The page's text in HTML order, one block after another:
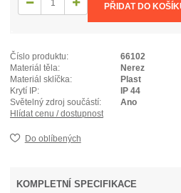
PŘIDAT DO
Číslo produktu:
66102
Materiál těla:
Nerez
Materiál sklíčka:
Plast
Krytí IP:
IP 44
Světelný zdroj součástí:
Ano
Hlídat cenu / dostupnost
Do oblíbených
KOMPLETNÍ SPECIFIKACE